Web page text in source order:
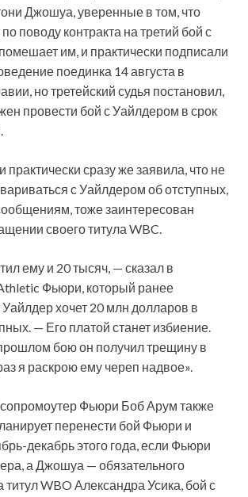
Джошуа, уверенные в том, что
поводу контракта на третий бой с
им, и практически подписали
поединка 14 августа в
но третейский судья постановил,
провести бой с Уайлдером в срок
сразу же заявила, что не
с Уайлдером об отступных,
тоже заинтересован
своего титула WBC.
ему и 20 тысяч, — сказал в
Фьюри, который ранее
хочет 20 млн долларов в
— Его платой станет избиение.
бою он получил трещину в
я раскрою ему череп надвое».
Фьюри Боб Арум также
перенести бой Фьюри и
декабрь этого года, если Фьюри
а Джошуа — обязательного
титул WBO Александра Усика, бой с